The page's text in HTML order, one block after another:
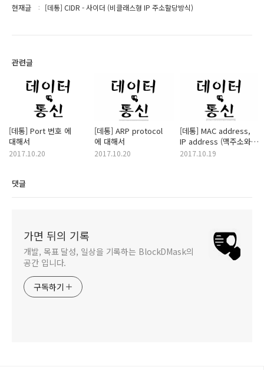
현재글 [데통] CIDR - 사이더 (비클래스형 IP 주소할당방식)
관련글
[데통] Port 번호 에
대해서
2017.10.20
[데통] ARP protocol
에 대해서
2017.10.20
[데통] MAC address,
IP address (맥주소와
아이피주소)
2017.10.19
댓글
가면 뒤의 기록
개발, 목표 달성, 일상을 기록하는 BlockDMask의
공간 입니다.
구독하기